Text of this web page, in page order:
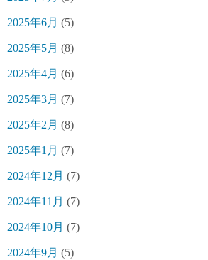
2025年6月 (5)
2025年5月 (8)
2025年4月 (6)
2025年3月 (7)
2025年2月 (8)
2025年1月 (7)
2024年12月 (7)
2024年11月 (7)
2024年10月 (7)
2024年9月 (5)